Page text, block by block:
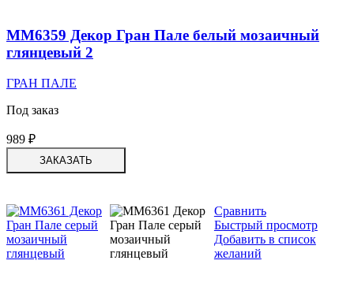
MM6359 Декор Гран Пале белый мозаичный
глянцевый 2
ГРАН ПАЛЕ
Под заказ
989 ₽
ЗАКАЗАТЬ
Сравнить
Быстрый просмотр
Добавить в список
желаний